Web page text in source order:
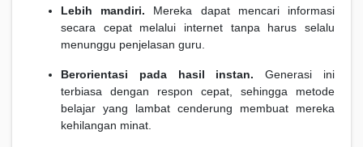
Lebih mandiri. Mereka dapat mencari informasi
secara cepat melalui internet tanpa harus selalu
menunggu penjelasan guru.
Berorientasi pada hasil instan. Generasi ini
terbiasa dengan respon cepat, sehingga metode
belajar yang lambat cenderung membuat mereka
kehilangan minat.